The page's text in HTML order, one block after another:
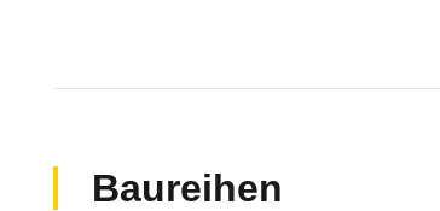
Baureihen